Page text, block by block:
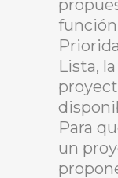
Lista,
Para
un